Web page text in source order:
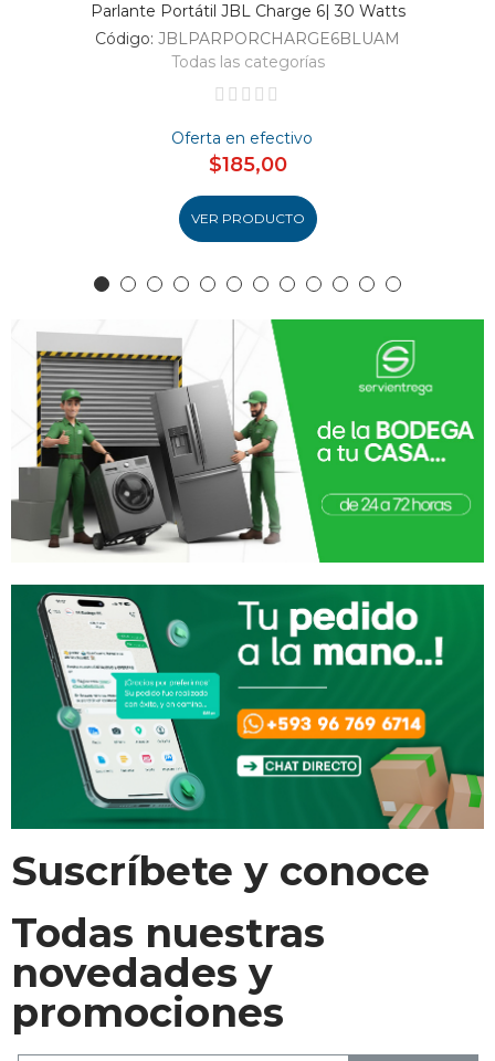
Parlante Portátil JBL Charge 6| 30 Watts
Código: JBLPARPORCHARGE6BLUAM
Todas las categorías
Oferta en efectivo
$185,00
VER PRODUCTO
Suscríbete y conoce
Todas nuestras
novedades y
promociones